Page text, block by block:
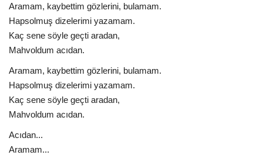
Aramam, kaybettim gözlerini, bulamam.
Hapsolmuş dizelerimi yazamam.
Kaç sene söyle geçti aradan,
Mahvoldum acıdan.
Aramam, kaybettim gözlerini, bulamam.
Hapsolmuş dizelerimi yazamam.
Kaç sene söyle geçti aradan,
Mahvoldum acıdan.
Acıdan...
Aramam...